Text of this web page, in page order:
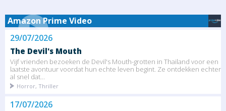
Amazon Prime Video
29/07/2026
The Devil's Mouth
Vijf vrienden bezoeken de Devil's Mouth-grotten in Thailand voor een
laatste avontuur voordat hun echte leven begint. Ze ontdekken echter
al snel dat...
Horror, Thriller
17/07/2026